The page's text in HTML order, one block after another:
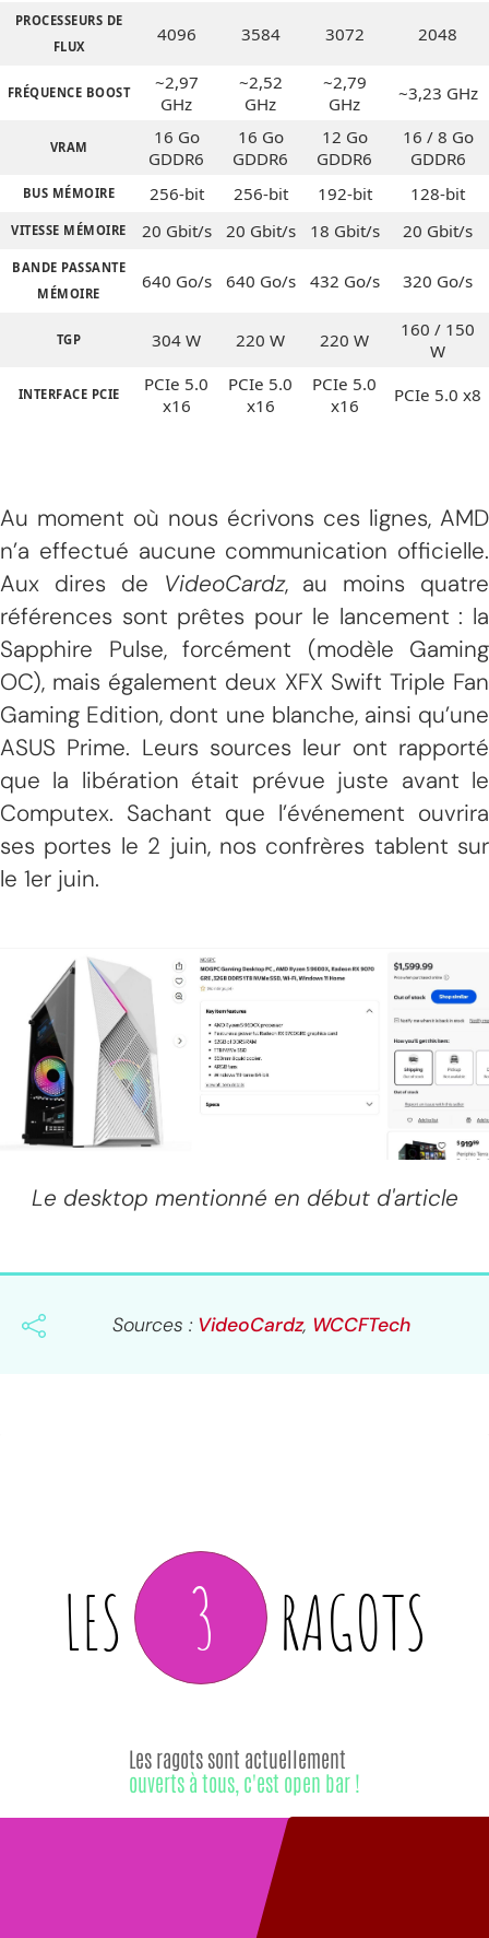
PROCESSEURS DE
FLUX
4096 3584 3072 2048
FRÉQUENCE BOOST
~2,97
GHz
~2,52
GHz
~2,79
GHz
~3,23 GHz
VRAM
16 Go
GDDR6
16 Go
GDDR6
12 Go
GDDR6
16 / 8 Go
GDDR6
BUS MÉMOIRE 256-bit 256-bit 192-bit 128-bit
VITESSE MÉMOIRE 20 Gbit/s 20 Gbit/s 18 Gbit/s 20 Gbit/s
BANDE PASSANTE
MÉMOIRE
640 Go/s 640 Go/s 432 Go/s 320 Go/s
TGP 304 W 220 W 220 W
160 / 150
W
INTERFACE PCIE
PCIe 5.0
x16
PCIe 5.0
x16
PCIe 5.0
x16
PCIe 5.0 x8
Au moment où nous écrivons ces lignes, AMD
n’a effectué aucune communication officielle.
Aux dires de VideoCardz, au moins quatre
références sont prêtes pour le lancement : la
Sapphire Pulse, forcément (modèle Gaming
OC), mais également deux XFX Swift Triple Fan
Gaming Edition, dont une blanche, ainsi qu’une
ASUS Prime. Leurs sources leur ont rapporté
que la libération était prévue juste avant le
Computex. Sachant que l’événement ouvrira
ses portes le 2 juin, nos confrères tablent sur
le 1er juin.
Le desktop mentionné en début d'article
Sources : VideoCardz, WCCFTech
LES 3 RAGOTS
Les ragots sont actuellement
ouverts à tous, c'est open bar !